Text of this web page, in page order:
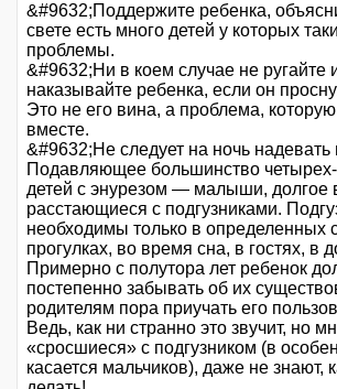
&#9632;Поддержите ребенка,
свете есть много детей у которых
проблемы.
&#9632;Ни в коем случае не ругайте
наказывайте ребенка, если он
Это не его вина, а проблема,
вместе.
&#9632;Не следует на ночь надевать
Подавляющее большинство четырех-
детей с энурезом — малыши, долгое
расстающиеся с подгузниками.
необходимы только в определенных
прогулках, во время сна, в гостях, в
Примерно с полутора лет ребенок
постепенно забывать об их
родителям пора приучать его
Ведь, как ни странно это звучит, но
«сросшиеся» с подгузником (в
касается мальчиков), даже не знают,